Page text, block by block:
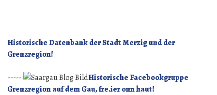
Historische Datenbank der Stadt Merzig und der
Grenzregion!
-----
Historische Facebookgruppe
Grenzregion auf dem Gau, fre.ier onn haut!